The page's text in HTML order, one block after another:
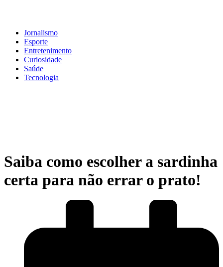
Jornalismo
Esporte
Entretenimento
Curiosidade
Saúde
Tecnologia
Saiba como escolher a sardinha
certa para não errar o prato!